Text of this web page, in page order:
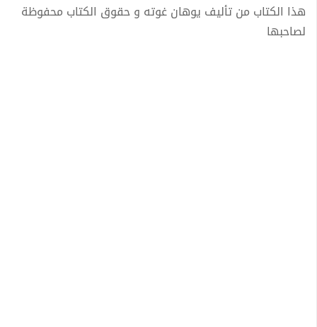
هذا الكتاب من تأليف يوهان غوته و حقوق الكتاب محفوظة
لصاحبها